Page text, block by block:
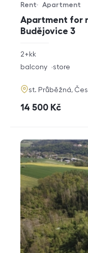
Apartment for
Budějovice 3
Offer type
Rent
Property type
Apartment
rozměry
disposition
2+kk
funkce
balcony store
adresa
st. Průběžná,
cena
14 500 Kč